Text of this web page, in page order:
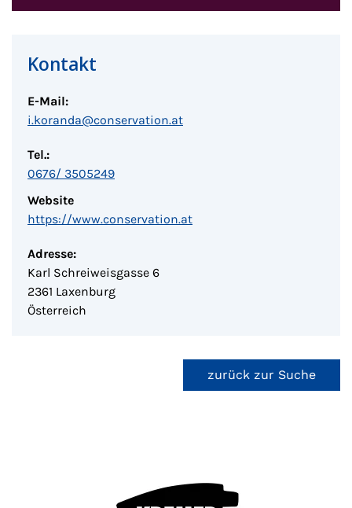
Kontakt
E-Mail:
i.koranda@conservation.at
Tel.:
0676/ 3505249
Website
https://www.conservation.at
Adresse:
Karl Schreiweisgasse 6
2361 Laxenburg
Österreich
zurück zur Suche